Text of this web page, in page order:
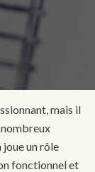
mais il
un rôle
fonctionnel et